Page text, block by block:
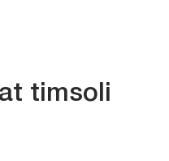
timsoli